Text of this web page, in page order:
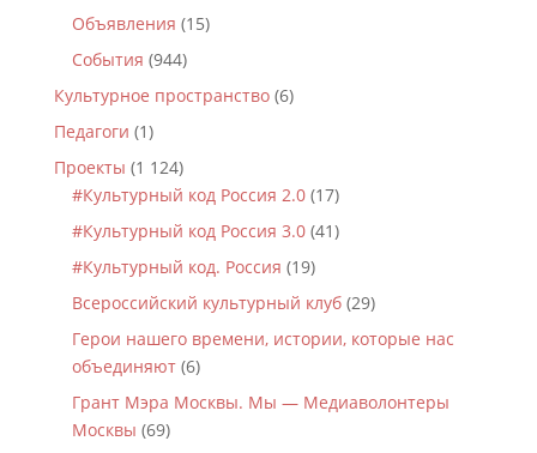
Объявления (15)
События (944)
Культурное пространство(6)
Педагоги (1)
Проекты (1 124)
#Культурный код Россия 2.0(17)
#Культурный код Россия 3.0(41)
#Культурный код. Россия (19)
Всероссийский культурный клуб(29)
Герои нашего времени, истории, которые нас
объединяют(6)
Грант Мэра Москвы. Мы — Медиаволонтеры
Москвы (69)